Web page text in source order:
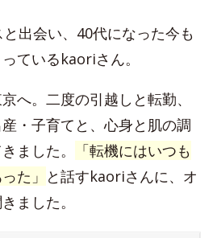
出会い、40代になった今も
ているkaoriさん。
へ。二度の引越しと転勤、
・子育てと、心身と肌の調
ました。
「転機にはいつも
た」 と話すkaoriさんに、オ
ました。